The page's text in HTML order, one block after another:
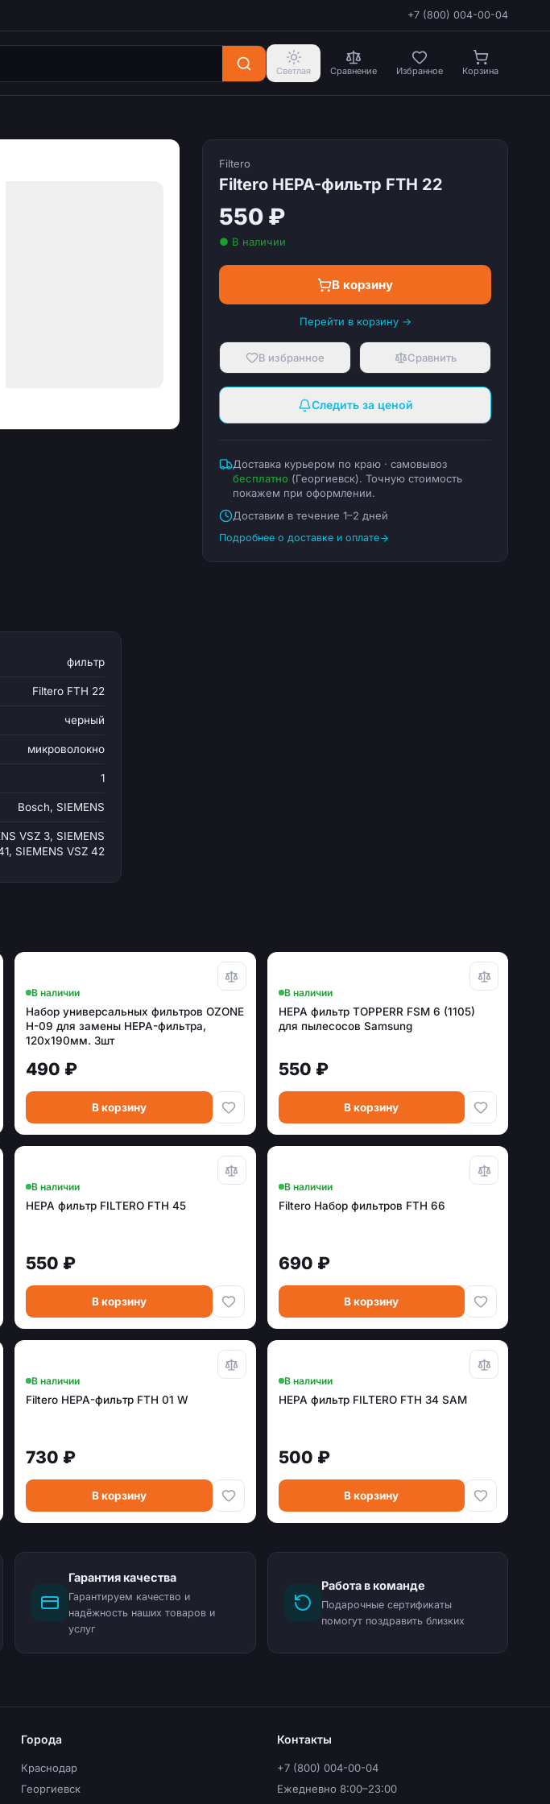
+7 (800) 004-00-04
Светлая Сравнение Избранное Корзина
Filtero
Filtero HEPA-фильтр FTH 22
550 ₽
● В наличии
В корзину
Перейти в корзину →
В избранное Сравнить
Следить за ценой
Доставка курьером по краю · самовывоз
бесплатно (Георгиевск). Точную стоимость
покажем при оформлении.
Доставим в течение 1–2 дней
Подробнее о доставке и оплате
фильтр
Filtero FTH 22
черный
микроволокно
1
Bosch, SIEMENS
VSZ 3, SIEMENS
SIEMENS VSZ 42
В наличии
Набор универсальных фильтров OZONE
H-09 для замены HEPA-фильтра,
120х190мм. 3шт
490 ₽
В корзину
В наличии
HEPA фильтр TOPPERR FSM 6 (1105)
для пылесосов Samsung
550 ₽
В корзину
В наличии
HEPA фильтр FILTERO FTH 45
550 ₽
В корзину
В наличии
Filtero Набор фильтров FTH 66
690 ₽
В корзину
В наличии
Filtero HEPA-фильтр FTH 01 W
730 ₽
В корзину
В наличии
HEPA фильтр FILTERO FTH 34 SAM
500 ₽
В корзину
Гарантия качества
Гарантируем качество и
надёжность наших товаров и
услуг
Работа в команде
Подарочные сертификаты
помогут поздравить близких
Города
Краснодар
Георгиевск
Контакты
+7 (800) 004-00-04
Ежедневно 8:00–23:00